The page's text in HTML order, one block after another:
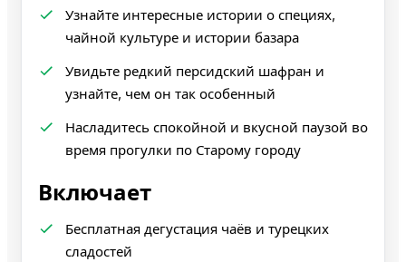
Узнайте интересные истории о специях,
чайной культуре и истории базара
Увидьте редкий персидский шафран и
узнайте, чем он так особенный
Насладитесь спокойной и вкусной паузой во
время прогулки по Старому городу
Включает
Бесплатная дегустация чаёв и турецких
сладостей